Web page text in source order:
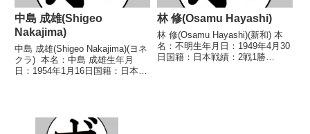
中島 成雄(Shigeo
Nakajima)
中島 成雄(Shigeo Nakajima)(ヨネ
クラ) 本名：中島 成雄生年月
日：1954年1月16日国籍：日本戦
1976/07/12 ...
林 修(Osamu Hayashi)
林 修(Osamu Hayashi)(新和) 本
名：不明生年月日：1949年4月30
日国籍：日本戦績：2戦1勝